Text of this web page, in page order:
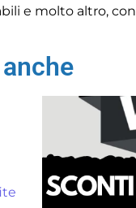
e molto altro,